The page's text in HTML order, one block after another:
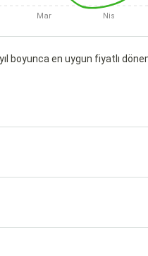
Mar Nis
boyunca en uygun fiyatlı